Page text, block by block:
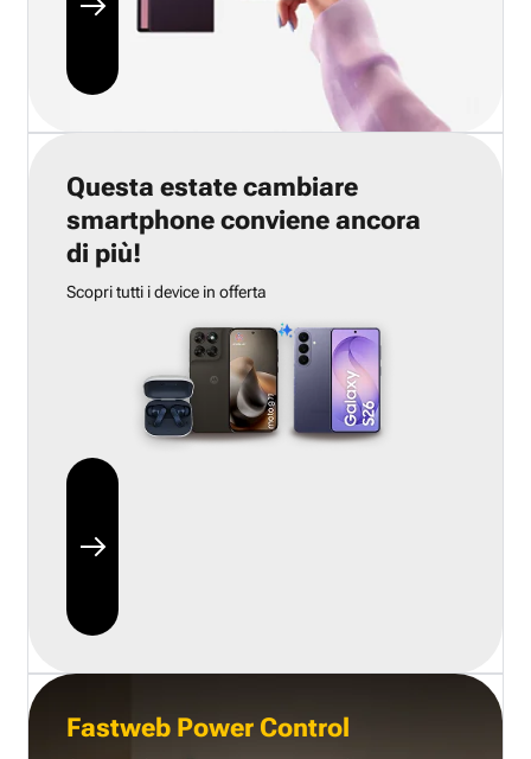
Questa estate cambiare
smartphone conviene ancora
di più!
Scopri tutti i device in offerta
Fastweb Power Control